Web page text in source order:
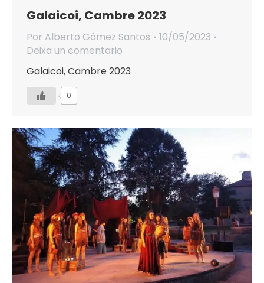
Galaicoi, Cambre 2023
Por Alberto Gómez Santos
10/05/2023
Deixa un comentario
Galaicoi, Cambre 2023
0